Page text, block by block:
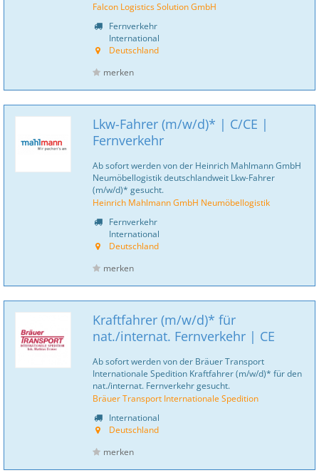
Falcon Logistics Solution GmbH
Fernverkehr
International
Deutschland
merken
Lkw-Fahrer (m/w/d)* | C/CE |
Fernverkehr
Ab sofort werden von der Heinrich Mahlmann GmbH
Neumöbellogistik deutschlandweit Lkw-Fahrer
(m/w/d)* gesucht.
Heinrich Mahlmann GmbH Neumöbellogistik
Fernverkehr
International
Deutschland
merken
Kraftfahrer (m/w/d)* für
nat./internat. Fernverkehr | CE
Ab sofort werden von der Bräuer Transport
Internationale Spedition Kraftfahrer (m/w/d)* für den
nat./internat. Fernverkehr gesucht.
Bräuer Transport Internationale Spedition
International
Deutschland
merken